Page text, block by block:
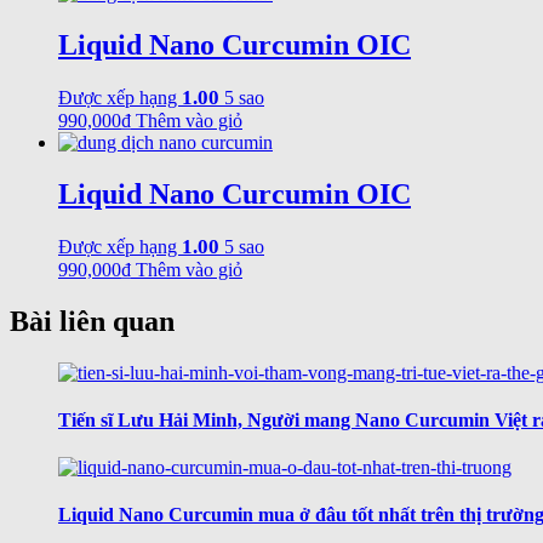
Liquid Nano Curcumin OIC
Được xếp hạng 1.00 5 sao
990,000₫ Thêm vào giỏ
Liquid Nano Curcumin OIC
Được xếp hạng 1.00 5 sao
990,000₫ Thêm vào giỏ
Bài liên quan
Tiến sĩ Lưu Hải Minh, Người mang Nano Curcumin Việt
Liquid Nano Curcumin mua ở đâu tốt nhất trên thị